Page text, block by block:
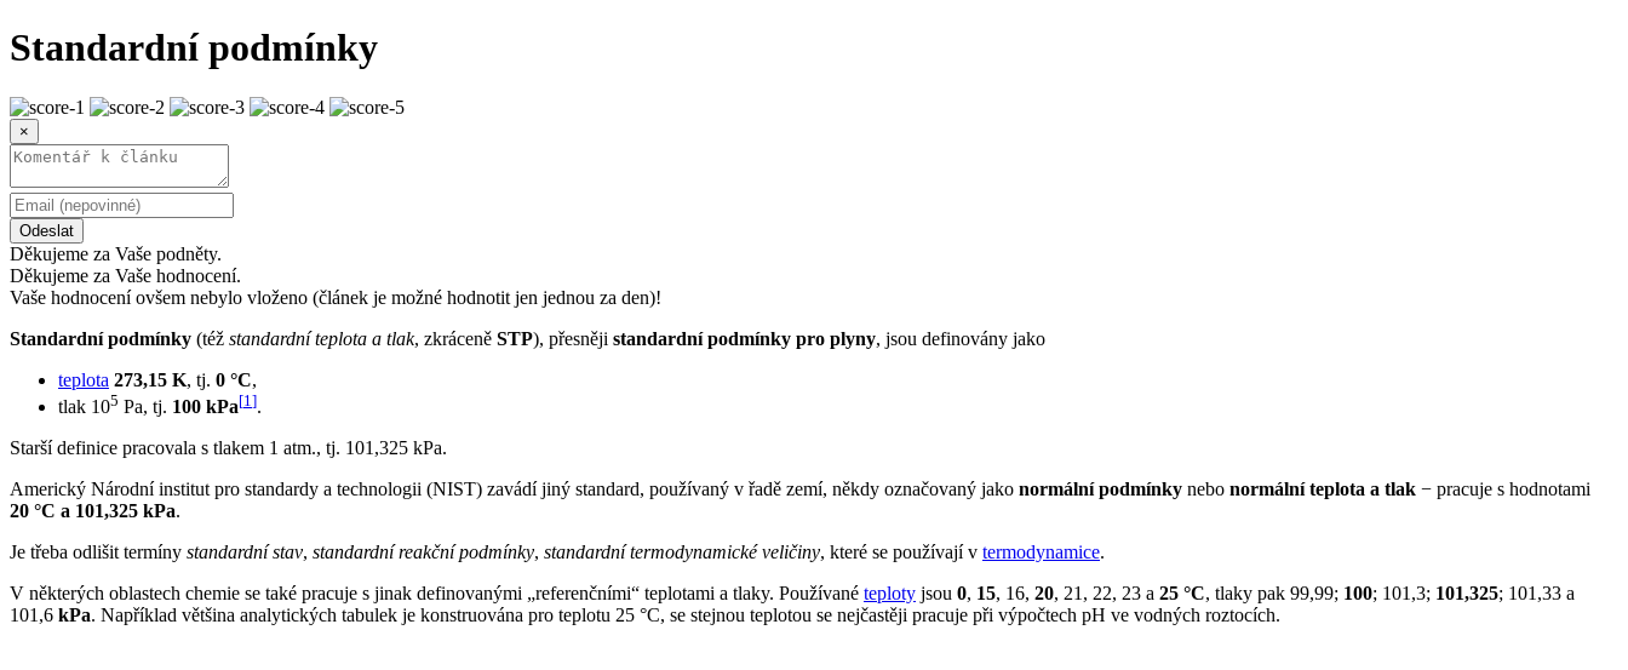
Standardní podmínky
×
Odeslat
Děkujeme za Vaše podněty.
Děkujeme za Vaše hodnocení.
Vaše hodnocení ovšem nebylo vloženo (článek je možné hodnotit jen jednou za den)!
Standardní podmínky (též standardní teplota a tlak, zkráceně STP), přesněji standardní podmínky pro plyny, jsou definovány jako
teplota 273,15 K, tj. 0 °C,
tlak 105 Pa, tj. 100 kPa[1 ].
Starší definice pracovala s tlakem 1 atm., tj. 101,325 kPa.
Americký Národní institut pro standardy a technologii (NIST) zavádí jiný standard, používaný v řadě zemí, někdy označovaný jako normální podmínky nebo normální teplota a tlak − pracuje s hodnotami
20 °C a 101,325 kPa.
Je třeba odlišit termíny standardní stav, standardní reakční podmínky, standardní termodynamické veličiny, které se používají v termodynamice.
V některých oblastech chemie se také pracuje s jinak definovanými „referenčními“ teplotami a tlaky. Používané teploty jsou 0, 15, 16, 20, 21, 22, 23 a 25 °C, tlaky pak 99,99; 100; 101,3; 101,325; 101,33 a
101,6 kPa. Například většina analytických tabulek je konstruována pro teplotu 25 °C, se stejnou teplotou se nejčastěji pracuje při výpočtech pH ve vodných roztocích.